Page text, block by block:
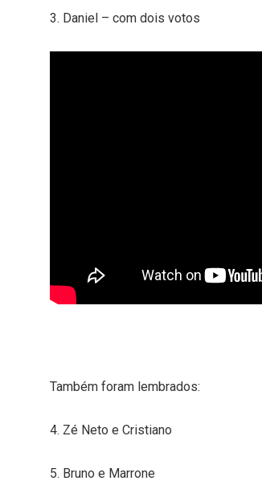
3. Daniel – com dois votos
Também foram lembrados:
4. Zé Neto e Cristiano
5. Bruno e Marrone